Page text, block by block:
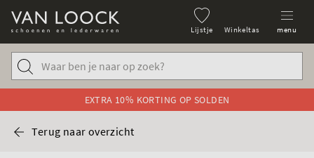
Lijstje Winkeltas menu
EXTRA 10% KORTING OP SOLDEN
Terug naar overzicht